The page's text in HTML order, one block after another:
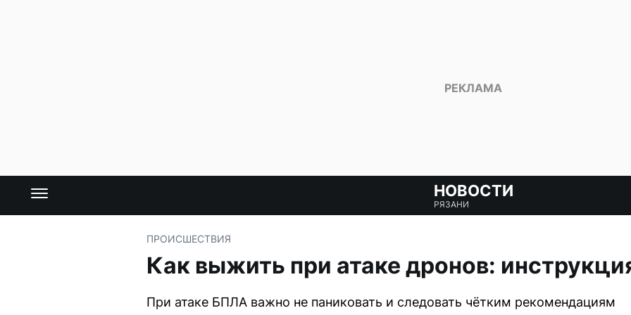
НОВОСТИ
РЯЗАНИ
ПРОИСШЕСТВИЯ
Как выжить при атаке дронов:
При атаке БПЛА важно не паниковать и следовать чётким рекомендациям